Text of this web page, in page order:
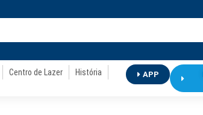
Centro de Lazer
História
APP